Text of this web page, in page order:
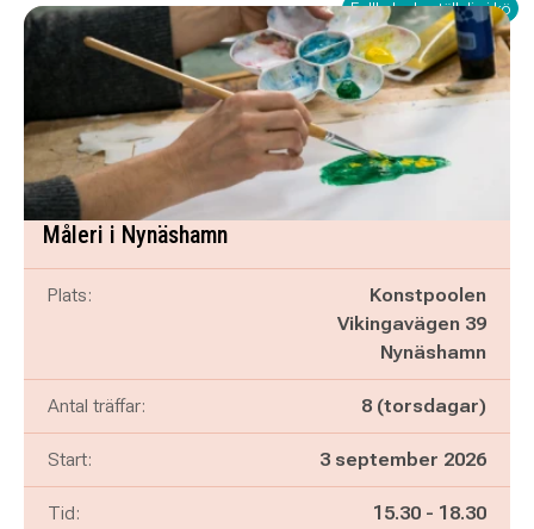
Fullbokad - ställ dig i kö
Måleri i Nynäshamn
Plats:
Konstpoolen
Vikingavägen 39
Nynäshamn
Antal träffar: 8 (torsdagar)
Start: 3 september 2026
Tid: Pågår mellan
15.30 - och
18.30